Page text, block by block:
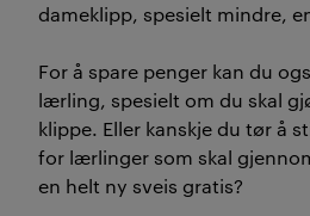
dameklipp, spesielt mindre,
For å spare penger kan du
lærling, spesielt om du skal
klippe. Eller kanskje du tør å
for lærlinger som skal
en helt ny sveis gratis?